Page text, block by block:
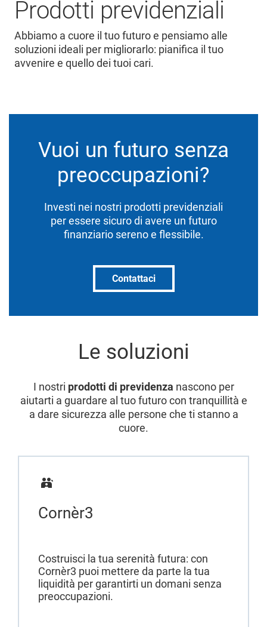
Prodotti previdenziali
Abbiamo a cuore il tuo futuro e pensiamo alle
soluzioni ideali per migliorarlo: pianifica il tuo
avvenire e quello dei tuoi cari.
Vuoi un futuro senza
preoccupazioni?
Investi nei nostri prodotti previdenziali
per essere sicuro di avere un futuro
finanziario sereno e flessibile.
Contattaci
Le soluzioni
I nostri prodotti di previdenza nascono per
aiutarti a guardare al tuo futuro con tranquillità e
a dare sicurezza alle persone che ti stanno a
cuore.
Cornèr3
Costruisci la tua serenità futura: con
Cornèr3 puoi mettere da parte la tua
liquidità per garantirti un domani senza
preoccupazioni.